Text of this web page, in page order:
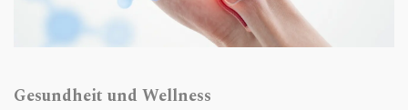
Gesundheit und Wellness